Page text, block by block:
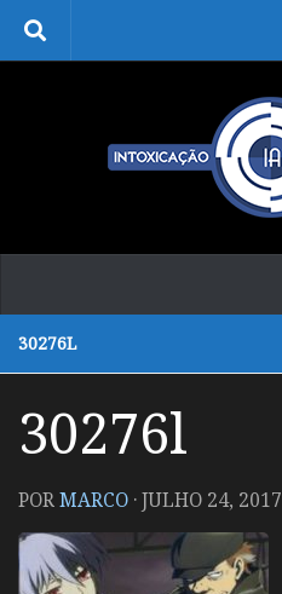
Skip to content
30276L
30276l
PORMARCO ·JULHO 24, 2017